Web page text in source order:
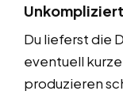
Unkompliziert
Du lieferst die
eventuell
produzieren